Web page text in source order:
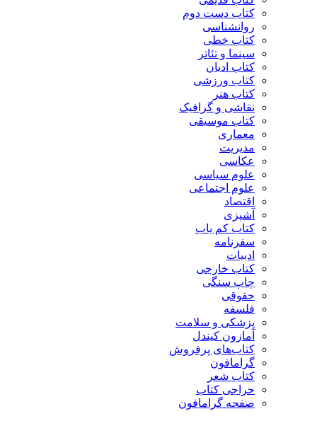
کتاب دست دوم
روانشناسی
کتاب خطی
سینما و تئاتر
کتاب ادیان
کتاب ورزشی
کتاب هنر
نقاشی و گرافیک
کتاب موسیقی
معماری
مدیریت
عکاسی
علوم سیاسی
علوم اجتماعی
اقتصاد
آشپزی
کتاب کم یاب
سفرنامه
ادبیات
کتاب خارجی
چاپ سنگی
حقوقی
فلسفه
پزشکی و سلامت
آمازون کیندل
کتاب‌های پرفروش
گرامافون
کتاب شعر
حراجی کتاب
صفحه گرامافون